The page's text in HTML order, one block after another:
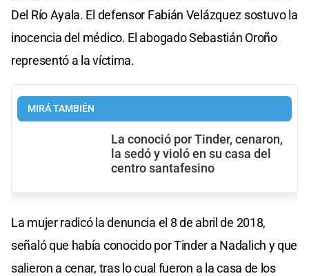
Del Río Ayala. El defensor Fabián Velázquez sostuvo la
inocencia del médico. El abogado Sebastián Oroño
representó a la víctima.
MIRÁ TAMBIÉN
La conoció por Tinder, cenaron,
la sedó y violó en su casa del
centro santafesino
La mujer radicó la denuncia el 8 de abril de 2018,
señaló que había conocido por Tinder a Nadalich y que
salieron a cenar, tras lo cual fueron a la casa de los